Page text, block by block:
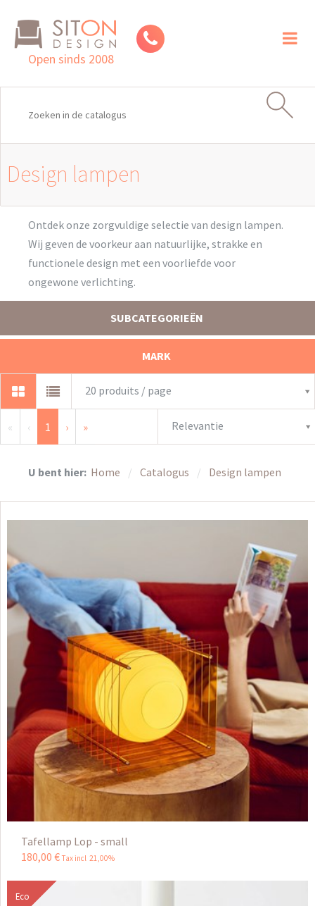
Open sinds 2008
Design lampen
Ontdek onze zorgvuldige selectie van design lampen.
Wij geven de voorkeur aan natuurlijke, strakke en
functionele design met een voorliefde voor
ongewone verlichting.
SUBCATEGORIEËN
MARK
20 produits / page
« ‹ 1 › » Relevantie
U bent hier: Home Catalogus Design lampen
Tafellamp Lop - small
180,00 € Tax incl 21,00%
Eco